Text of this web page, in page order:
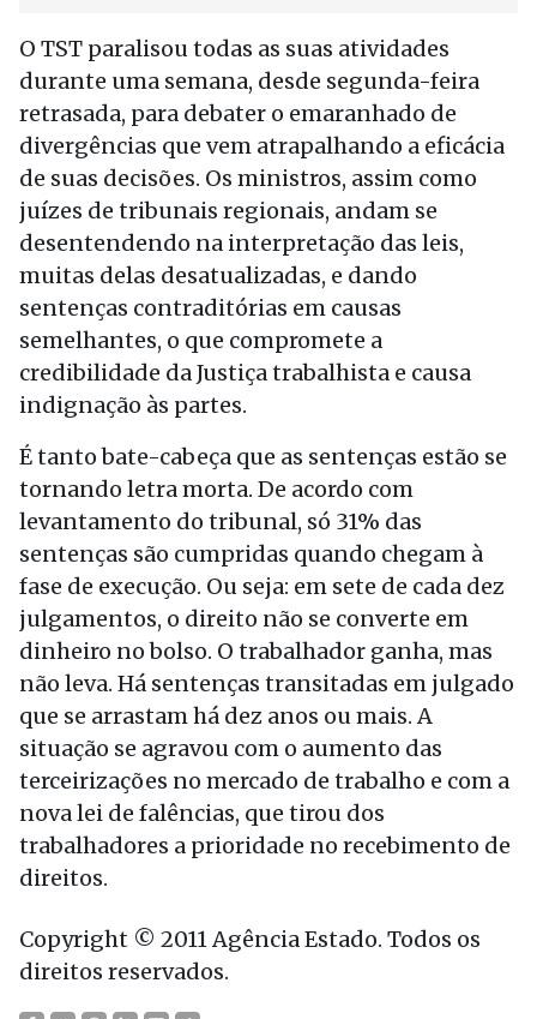
O TST paralisou todas as suas atividades
durante uma semana, desde segunda-feira
retrasada, para debater o emaranhado de
divergências que vem atrapalhando a eficácia
de suas decisões. Os ministros, assim como
juízes de tribunais regionais, andam se
desentendendo na interpretação das leis,
muitas delas desatualizadas, e dando
sentenças contraditórias em causas
semelhantes, o que compromete a
credibilidade da Justiça trabalhista e causa
indignação às partes.
É tanto bate-cabeça que as sentenças estão se
tornando letra morta. De acordo com
levantamento do tribunal, só 31% das
sentenças são cumpridas quando chegam à
fase de execução. Ou seja: em sete de cada dez
julgamentos, o direito não se converte em
dinheiro no bolso. O trabalhador ganha, mas
não leva. Há sentenças transitadas em julgado
que se arrastam há dez anos ou mais. A
situação se agravou com o aumento das
terceirizações no mercado de trabalho e com a
nova lei de falências, que tirou dos
trabalhadores a prioridade no recebimento de
direitos.
Copyright © 2011 Agência Estado. Todos os
direitos reservados.